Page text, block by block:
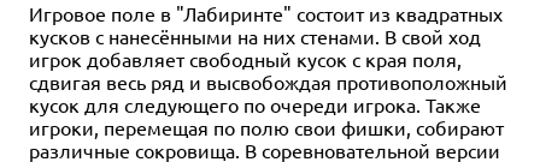
Игровое поле в "Лабиринте" состоит из квадратных
кусков с нанесёнными на них стенами. В свой ход
игрок добавляет свободный кусок с края поля,
сдвигая весь ряд и высвобождая противоположный
кусок для следующего по очереди игрока. Также
игроки, перемещая по полю свои фишки, собирают
различные сокровища. В соревновательной версии